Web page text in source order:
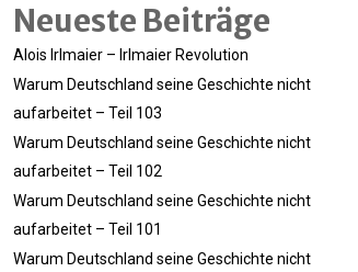
Neueste Beiträge
Alois Irlmaier – Irlmaier Revolution
Warum Deutschland seine Geschichte nicht
aufarbeitet – Teil 103
Warum Deutschland seine Geschichte nicht
aufarbeitet – Teil 102
Warum Deutschland seine Geschichte nicht
aufarbeitet – Teil 101
Warum Deutschland seine Geschichte nicht